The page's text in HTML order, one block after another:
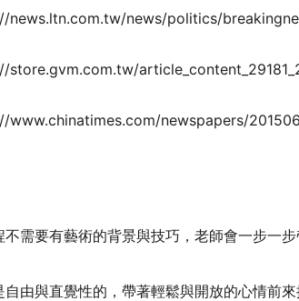
news.ltn.com.tw/news/politics/
store.gvm.com.tw/
www.chinatimes.com/newspapers/
需要有藝術的背景與技巧，老師會一步一步
由與直覺性的，帶著輕鬆與開放的心情前來